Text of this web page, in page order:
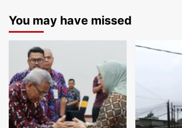
You may have missed